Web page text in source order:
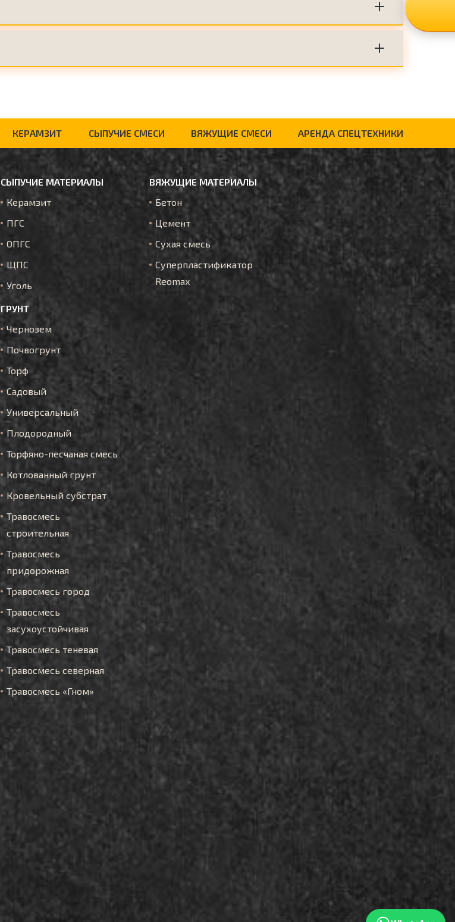
КЕРАМЗИТ СЫПУЧИЕ СМЕСИ ВЯЖУЩИЕ СМЕСИ АРЕНДА СПЕЦТЕХНИКИ
СЫПУЧИЕ МАТЕРИАЛЫ
Керамзит
ПГС
ОПГС
ЩПС
Уголь
ГРУНТ
Чернозем
Почвогрунт
Торф
Садовый
Универсальный
Плодородный
Торфяно-песчаная смесь
Котлованный грунт
Кровельный субстрат
Травосмесь
строительная
Травосмесь
придорожная
Травосмесь город
Травосмесь
засухоустойчивая
Травосмесь теневая
Травосмесь северная
Травосмесь «Гном»
ВЯЖУЩИЕ МАТЕРИАЛЫ
Бетон
Цемент
Сухая смесь
Суперпластификатор
Reomax